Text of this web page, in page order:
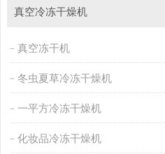
真空冷冻干燥机
真空冻干机
冬虫夏草冷冻干燥机
一平方冷冻干燥机
化妆品冷冻干燥机